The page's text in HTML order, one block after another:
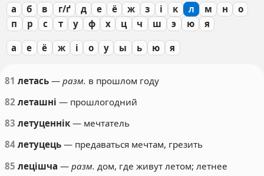
а б в г/ґ д е ё ж з і к л м н
о
п
р с т у ф х ц ч ш э ю я
а е ё ж і о у ы ь ю я
81 летась —разм. в прошлом году
82 леташні — прошлогодний
83 летуценнік — мечтатель
84 летуцець — предаваться мечтам, грезить
85 лецішча —разм. дом, где живут летом; летнее